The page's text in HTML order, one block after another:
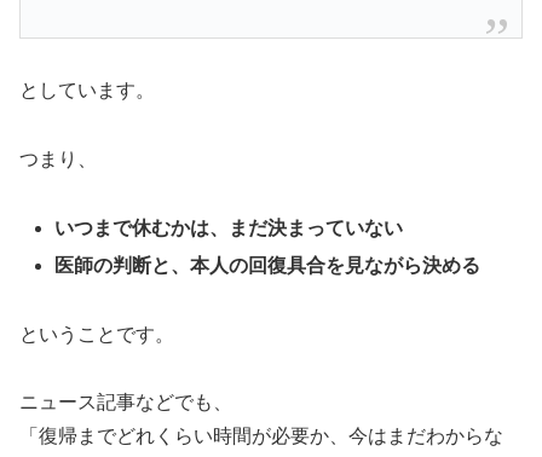
としています。
つまり、
いつまで休むかは、まだ決まっていない
医師の判断と、本人の回復具合を見ながら決める
ということです。
ニュース記事などでも、
「復帰までどれくらい時間が必要か、今はまだわからな